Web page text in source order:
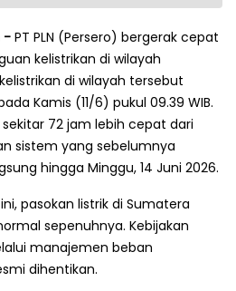
- PT PLN (Persero) bergerak cepat
kelistrikan di wilayah
di wilayah tersebut
Kamis (11/6) pukul 09.39 WIB.
72 jam lebih cepat dari
sistem yang sebelumnya
hingga Minggu, 14 Juni 2026.
pasokan listrik di Sumatera
sepenuhnya. Kebijakan
manajemen beban
dihentikan.